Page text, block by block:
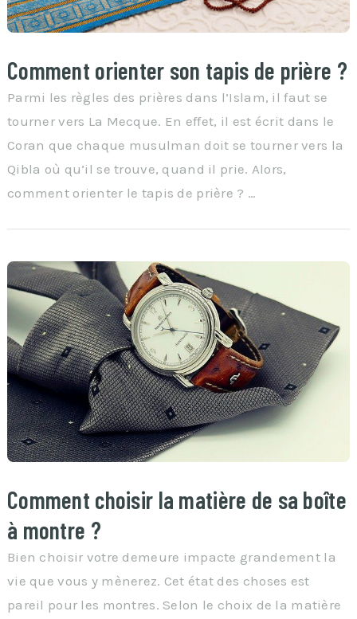
Comment orienter son tapis de prière ?
Parmi les règles des prières dans l’Islam, il faut se
tourner vers La Mecque. En effet, il est écrit dans le
Coran que chaque musulman doit se tourner vers la
Qibla où qu’il se trouve, quand il prie. Alors,
comment orienter le tapis de prière ? …
Comment choisir la matière de sa boîte
à montre ?
Bien choisir votre demeure impacte grandement la
vie que vous y mènerez. Cet état des choses est
pareil pour les montres. Selon le choix de la matière